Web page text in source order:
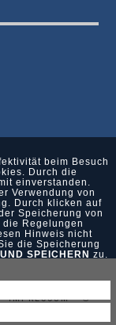
beim Besuch
Durch die
einverstanden.
Verwendung von
Durch klicken auf
Speicherung von
Regelungen
Hinweis nicht
die Speicherung
SPEICHERN zu.
IMPRESSUM • ©